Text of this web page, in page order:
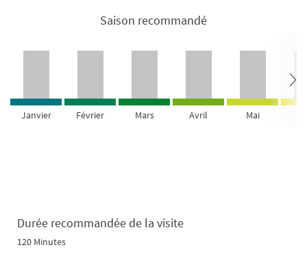
Saison recommandé
Janvier Février Mars Avril Mai
Durée recommandée de la visite
120 Minutes